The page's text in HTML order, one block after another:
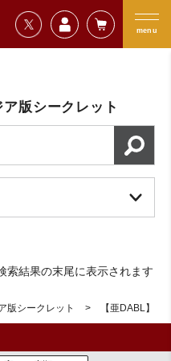
menu
TCG通販
版シークレット
結果の末尾に表示されます
シークレット 【亜DABL】